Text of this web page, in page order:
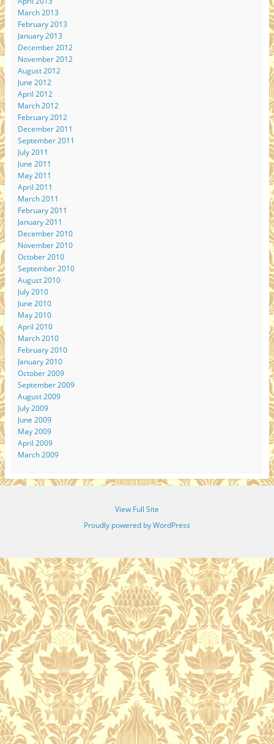
March 2013
February 2013
January 2013
December 2012
November 2012
August 2012
June 2012
April 2012
March 2012
February 2012
December 2011
September 2011
July 2011
June 2011
May 2011
April 2011
March 2011
February 2011
January 2011
December 2010
November 2010
October 2010
September 2010
August 2010
July 2010
June 2010
May 2010
April 2010
March 2010
February 2010
January 2010
October 2009
September 2009
August 2009
July 2009
June 2009
May 2009
April 2009
March 2009
View Full Site
Proudly powered by WordPress